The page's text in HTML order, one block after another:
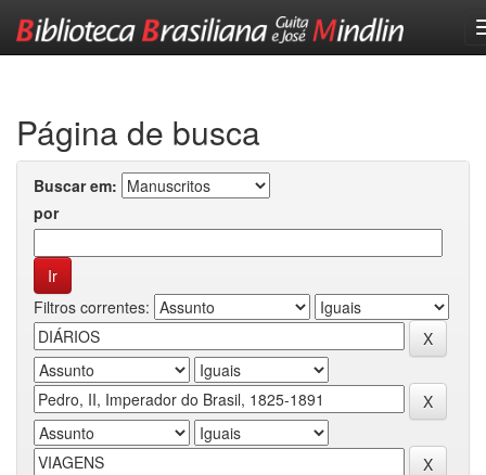
Página de busca
Buscar em:
por
Filtros correntes: